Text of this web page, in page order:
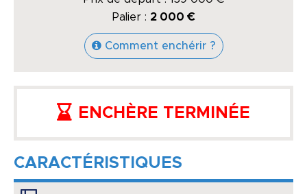
Palier : 2 000 €
Comment enchérir ?
ENCHÈRE TERMINÉE
CARACTÉRISTIQUES